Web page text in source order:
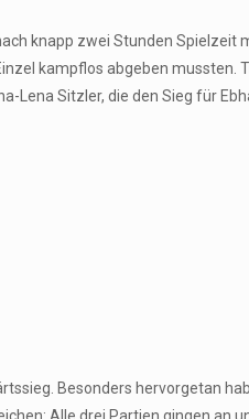
knapp zwei Stunden Spielzeit
kampflos abgeben mussten.
Lena Sitzler, die den Sieg für
Besonders hervorgetan